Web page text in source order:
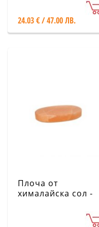
24.03 € / 47.00 ЛВ.
Плоча от
хималайска сол -